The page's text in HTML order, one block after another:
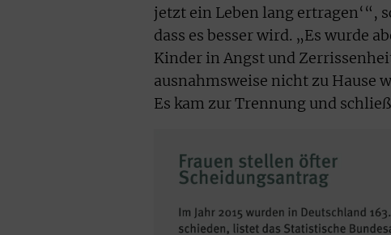
jetzt ein Leben lang ertragen‘“,
dass es besser wird. „Es wurde
Kinder in Angst und
ausnahmsweise nicht zu Hause
Es kam zur Trennung und